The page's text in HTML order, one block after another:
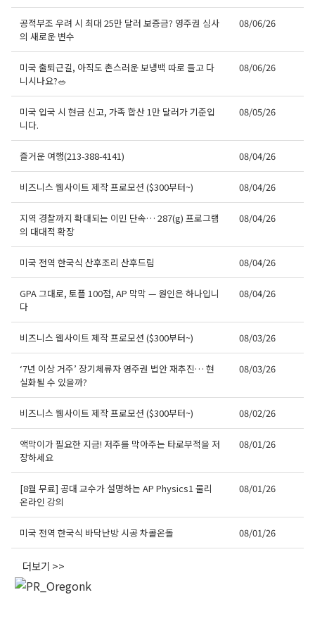
공적부조 우려 시 최대 25만 달러 보증금? 영주권 심사
의 새로운 변수
08/06/26
미국 출퇴근길, 아직도 촌스러운 보냉백 따로 들고 다
니시나요?🥗
08/06/26
미국 입국 시 현금 신고, 가족 합산 1만 달러가 기준입
니다.
08/05/26
즐거운 여행(213-388-4141) 08/04/26
비즈니스 웹사이트 제작 프로모션 ($300부터~) 08/04/26
지역 경찰까지 확대되는 이민 단속… 287(g) 프로그램
의 대대적 확장
08/04/26
미국 전역 한국식 산후조리 산후드림 08/04/26
GPA 그대로, 토플 100점, AP 막막 — 원인은 하나입니
다
08/04/26
비즈니스 웹사이트 제작 프로모션 ($300부터~) 08/03/26
‘7년 이상 거주’ 장기체류자 영주권 법안 재추진… 현
실화될 수 있을까?
08/03/26
비즈니스 웹사이트 제작 프로모션 ($300부터~) 08/02/26
액막이가 필요한 지금! 저주를 막아주는 타로부적을 저
장하세요
08/01/26
[8월 무료] 공대 교수가 설명하는 AP Physics1 물리
온라인 강의
08/01/26
미국 전역 한국식 바닥난방 시공 차콜온돌 08/01/26
더보기 >>